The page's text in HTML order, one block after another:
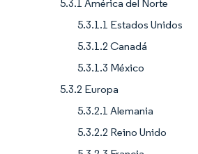
5.3.1 América del Norte
5.3.1.1 Estados Unidos
5.3.1.2 Canadá
5.3.1.3 México
5.3.2 Europa
5.3.2.1 Alemania
5.3.2.2 Reino Unido